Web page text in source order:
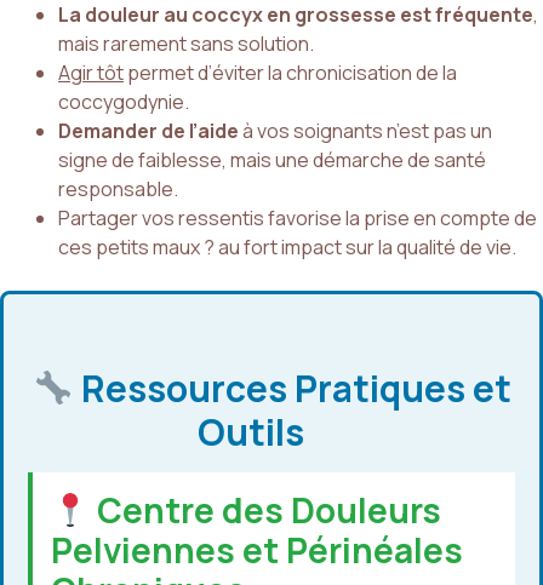
La douleur au coccyx en grossesse est fréquente,
mais rarement sans solution.
Agir tôtpermet d’éviter la chronicisation de la
coccygodynie.
Demander de l’aideà vos soignants n’est pas un
signe de faiblesse, mais une démarche de santé
responsable.
Partager vos ressentis favorise la prise en compte de
ces petits maux ? au fort impact sur la qualité de vie.
Ressources Pratiques et
Outils
Centre des Douleurs
Pelviennes et Périnéales